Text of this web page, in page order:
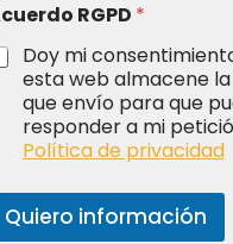
RGPD *
Doy mi
esta web almacene
que envío para que
responder a mi
Política de privacidad
Quiero información